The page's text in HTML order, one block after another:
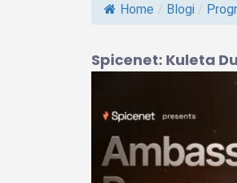
Home / Blogi /
Spicenet: Kuleta